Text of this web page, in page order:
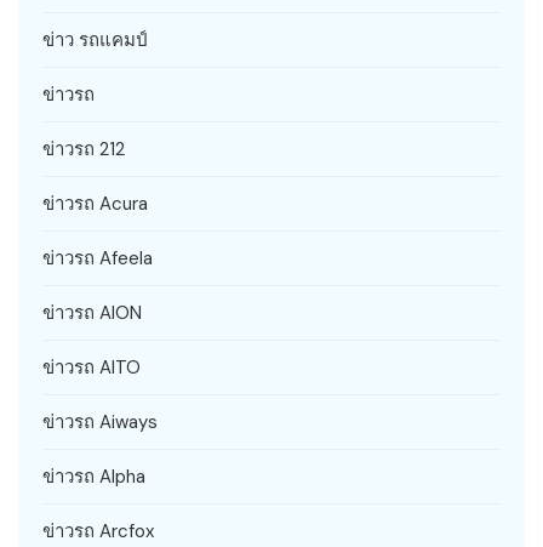
ข่าว รถแคมป์
ข่าวรถ
ข่าวรถ 212
ข่าวรถ Acura
ข่าวรถ Afeela
ข่าวรถ AION
ข่าวรถ AITO
ข่าวรถ Aiways
ข่าวรถ Alpha
ข่าวรถ Arcfox